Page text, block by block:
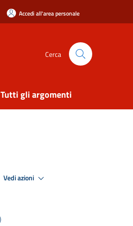
Accedi all'area personale
Cerca
Tutti gli argomenti
Vedi azioni